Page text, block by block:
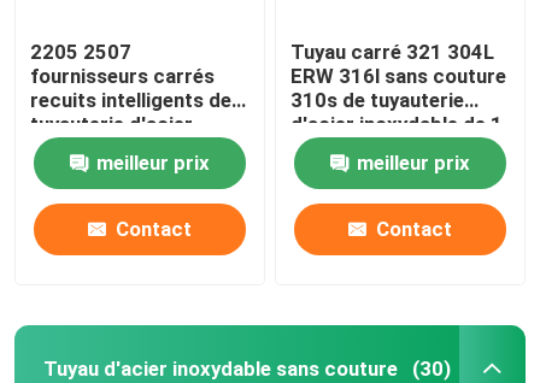
2205 2507
fournisseurs carrés
recuits intelligents de
tuyauterie d'acier
inoxydable du tube
310S 201 304 304L
316 316L
meilleur prix
Contact
Tuyau carré 321 304L
ERW 316l sans couture
310s de tuyauterie
d'acier inoxydable de 1
pouce 0,4 millimètres
meilleur prix
Contact
Tuyau d'acier inoxydable sans couture (30)